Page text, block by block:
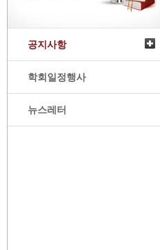
공지사항
학회일정행사
뉴스레터